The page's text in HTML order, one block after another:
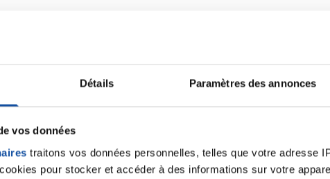
Détails Paramètres des annonces
vos données
traitons vos données personnelles, telles que votre adresse
pour stocker et accéder à des informations sur votre
discussion, vous aurez besoin de vous connecter
Se connecter